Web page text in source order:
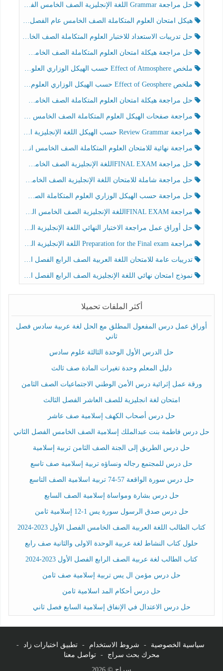
حل مراجعة Grammar اللغة الإنجليزية الصف الخامس الفصل الثالث
هيكل امتحان العلوم المتكاملة الصف الخامس عام الفصل الدراسي الثالث 2025-2026
حل تدريبات الاستعداد للاختبار العلوم المتكاملة الصف الخامس عام الفصل الثالث
حل مراجعة هيكلة امتحان العلوم المتكاملة الصف الخامس انسبير الفصل الثالث
ملخص Effect of Atmosphere حسب الهيكل الوزاري العلوم المتكاملة الصف الخامس انسبير الفصل الثالث
ملخص Effect of Geosphere حسب الهيكل الوزاري العلوم المتكاملة الصف الخامس انسبير الفصل الثالث
حل مراجعة هيكلة امتحان العلوم المتكاملة الصف الخامس عام الفصل الثالث
مراجعة صفحات الهيكل العلوم المتكاملة الصف الخامس انسبير الفصل الثالث
مراجعة Review Grammar حسب الهيكل اللغة الإنجليزية الصف الخامس الفصل الثالث
مراجعة نهائية للامتحان العلوم المتكاملة الصف الخامس انسبير الفصل الثالث
حل مراجعة FINAL EXAMاللغة الإنجليزية الصف الخامس الفصل الثالث
حل مراجعة شاملة للامتحان اللغة الإنجليزية الصف الخامس الفصل الثالث
حل مراجعة حسب الهيكل الوزاري العلوم المتكاملة الصف الخامس عام الفصل الثالث
مراجعة FINAL EXAMاللغة الإنجليزية الصف الخامس الفصل الثالث
حل أوراق عمل مراجعة الاختبار النهائي اللغة الإنجليزية الصف الرابع الفصل الثالث
مراجعة Preparation for the Final exam اللغة الإنجليزية الصف الرابع الفصل الثالث
تدريبات عامة للامتحان اللغة العربية الصف الرابع الفصل الثالث
نموذج امتحان نهائي اللغة الإنجليزية الصف الرابع الفصل الثالث
أكثر الملفات تحميلا
أوراق عمل درس المفعول المطلق مع الحل لغة عربية سادس فصل
ثاني
حل الدرس الأول الوحدة الثالثة علوم سادس
دليل المعلم وحدة تغيرات المادة صف ثالث
ورقة عمل إثرائية درس الأمن الوطني الاجتماعيات الصف الثامن
امتحان لغة انجليزية للصف العاشر الفصل الثالث
حل درس أصحاب الكهف إسلامية صف عاشر
حل درس فاطمة بنت عبدالملك إسلامية الصف الخامس الفصل الثاني
حل درس الطريق إلى الجنة الصف الثامن تربية إسلامية
حل درس للمجتمع رجاله ونساؤه تربية إسلامية صف تاسع
حل درس سورة الواقعة 57-74 تربية اسلامية الصف التاسع
حل درس بشارة ومواساة إسلامية الصف السابع
حل درس صدق الرسول سورة يس 1-12 إسلامية ثامن
كتاب الطالب اللغة العربية الصف الخامس الفصل الأول 2023-2024
حلول كتاب النشاط لغة عربية الوحدة الاولى والثانية صف رابع
كتاب الطالب لغة عربية الصف الرابع الفصل الأول 2023-2024
حل درس مؤمن ال يس تربية إسلامية صف ثامن
حل درس أحكام المد اسلامية ثامن
حل درس الاعتدال في الإنفاق إسلامية السابع فصل ثاني
سياسية الخصوصية - شروط الاستخدام - تطبيق اختبارات زاد
-
محرك بحث سراج
-
تواصل معنا